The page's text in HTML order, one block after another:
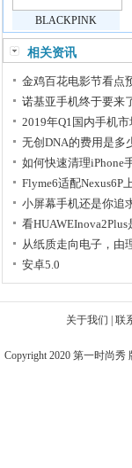
BLACKPINK
相关资讯
金鸡百花电影节看点
诺基亚手机终于要来
2019年Q1国内手机
无创DNA的费用是多
如何快速清理iPhone
Flyme6适配Nexus6P
小屏幕手机还是你追
看HUAWEInova2Plus
从纸质走向电子，由
安卓5.0
关于我们 | 联
Copyright 2020 第一时尚秀